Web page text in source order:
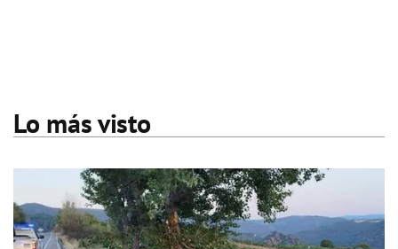
Lo más visto